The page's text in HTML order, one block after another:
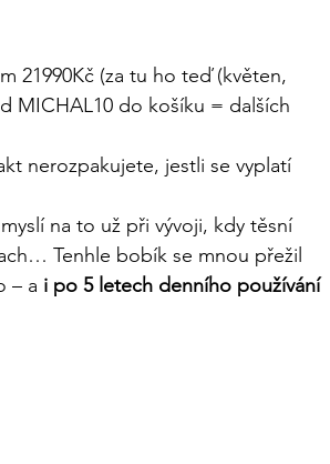
21990Kč (za tu ho teď (květen,
MICHAL10 do košíku = dalších
nerozpakujete, jestli se vyplatí
na to už při vývoji, kdy těsní
Tenhle bobík se mnou přežil
– a i po 5 letech denního používání